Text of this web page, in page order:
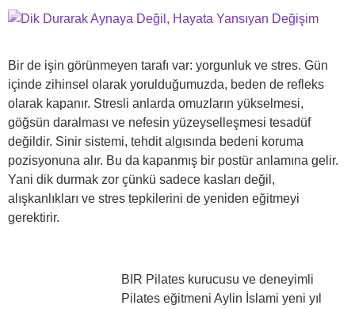
Bir de işin görünmeyen tarafı var: yorgunluk ve stres. Gün
içinde zihinsel olarak yorulduğumuzda, beden de refleks
olarak kapanır. Stresli anlarda omuzların yükselmesi,
göğsün daralması ve nefesin yüzeyselleşmesi tesadüf
değildir. Sinir sistemi, tehdit algısında bedeni koruma
pozisyonuna alır. Bu da kapanmış bir postür anlamına gelir.
Yani dik durmak zor çünkü sadece kasları değil,
alışkanlıkları ve stres tepkilerini de yeniden eğitmeyi
gerektirir.
BIR Pilates kurucusu ve deneyimli
Pilates eğitmeni Aylin İslami yeni yıl